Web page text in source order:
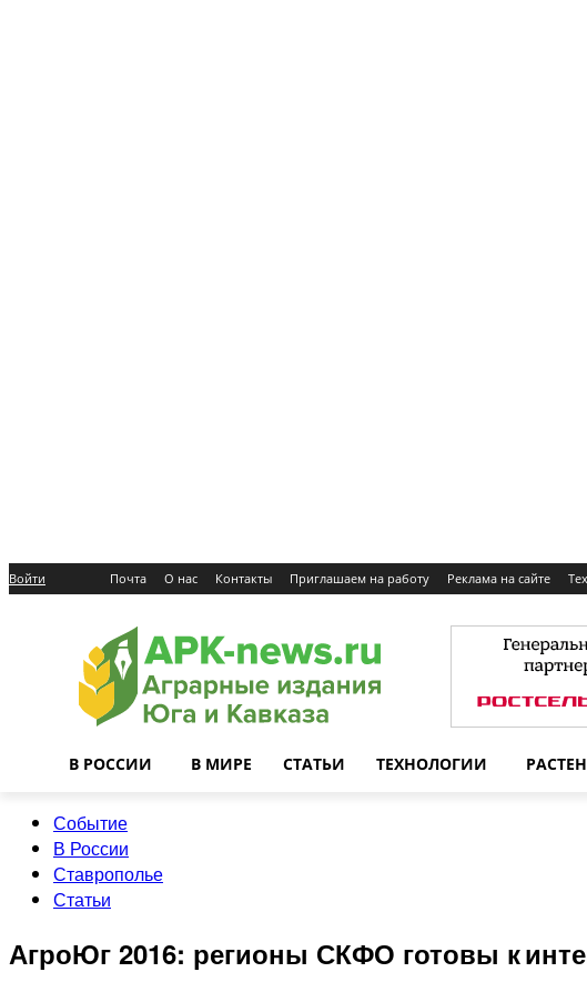
Войти Почта О нас Контакты Приглашаем на работу Реклама на сайте
В РОССИИ В МИРЕ СТАТЬИ ТЕХНОЛОГИИ
Событие
В России
Ставрополье
Статьи
АгроЮг 2016: регионы СКФО готовы к